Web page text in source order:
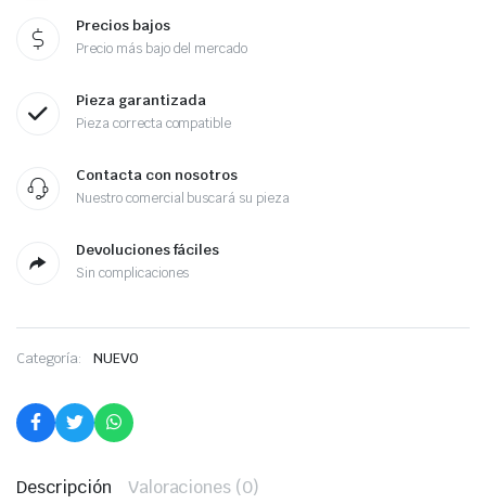
Precios bajos
Precio más bajo del mercado
Pieza garantizada
Pieza correcta compatible
Contacta con nosotros
Nuestro comercial buscará su pieza
Devoluciones fáciles
Sin complicaciones
Categoría: NUEVO
Descripción Valoraciones (0)